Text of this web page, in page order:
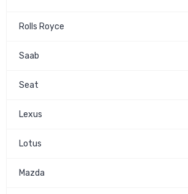
Rolls Royce
Saab
Seat
Lexus
Lotus
Mazda